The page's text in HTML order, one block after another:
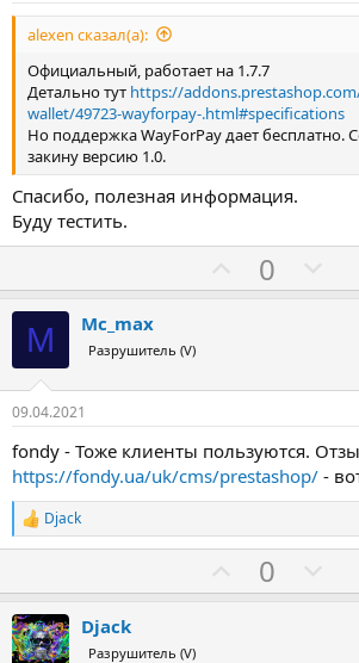
alexen сказал(а):
Официальный, работает на 1.7.7
Детально тут https://
wallet/49723-wayforpay-.html#specifications
Но поддержка WayForPay дает бесплатно.
закину версию 1.0.
Спасибо, полезная информация.
Буду тестить.
а
0
р
и
M Mc_max
Разрушитель (V)
09.04.2021
fondy - Тоже клиенты пользуются.
https://fondy.ua/uk/cms/prestashop/ -
Р
е
и
и
:
Djack
а
0
р
Djack
Разрушитель (V)